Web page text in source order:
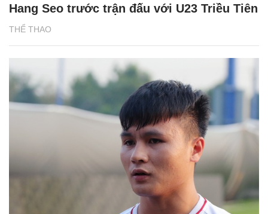
THỂ THAO
Hang Seo trước trận đấu với U23 Triều Tiên